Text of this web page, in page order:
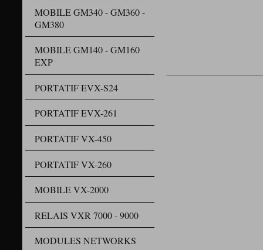
MOBILE GM340 - GM360 -
GM380
MOBILE GM140 - GM160
EXP
PORTATIF EVX-S24
PORTATIF EVX-261
PORTATIF VX-450
PORTATIF VX-260
MOBILE VX-2000
RELAIS VXR 7000 - 9000
MODULES NETWORKS